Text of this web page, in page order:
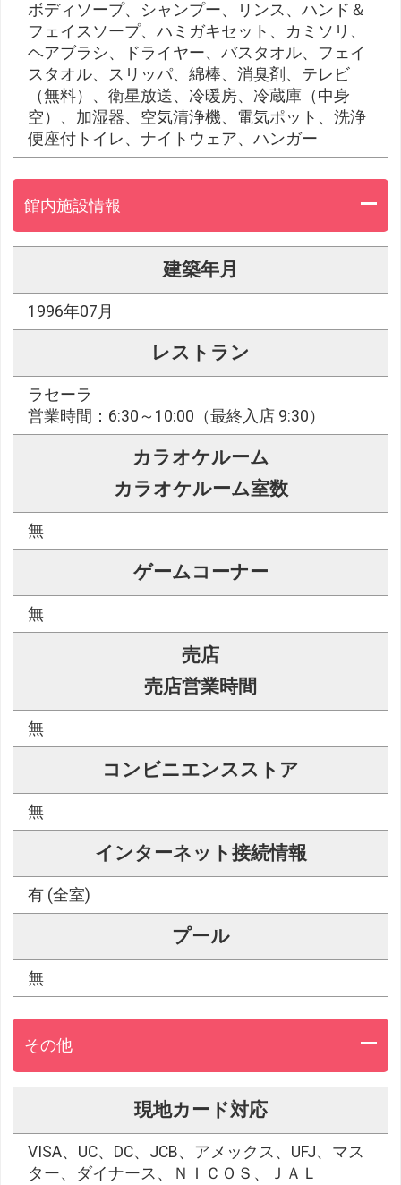
ボディソープ、シャンプー、リンス、ハンド＆
フェイスソープ、ハミガキセット、カミソリ、
ヘアブラシ、ドライヤー、バスタオル、フェイ
スタオル、スリッパ、綿棒、消臭剤、テレビ
（無料）、衛星放送、冷暖房、冷蔵庫（中身
空）、加湿器、空気清浄機、電気ポット、洗浄
便座付トイレ、ナイトウェア、ハンガー
館内施設情報
建築年月
1996年07月
レストラン
ラセーラ
営業時間：6:30～10:00（最終入店 9:30）
カラオケルーム
カラオケルーム室数
無
ゲームコーナー
無
売店
売店営業時間
無
コンビニエンスストア
無
インターネット接続情報
有 (全室)
プール
無
その他
現地カード対応
VISA、UC、DC、JCB、アメックス、UFJ、マス
ター、ダイナース、ＮＩＣＯＳ、ＪＡＬ